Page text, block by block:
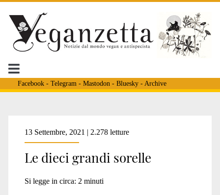
Facebook- Telegram - Mastodon - Bluesky- Archive
Tag:
<span>mars</span>
13 Settembre, 2021 | 2.278 letture
Le dieci grandi sorelle
Si legge in circa: 2 minuti